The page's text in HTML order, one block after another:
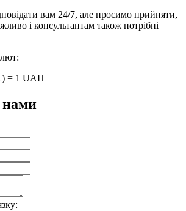
вам 24/7, але просимо прийняти,
і консультантам також потрібні
= 1 UAH
нами